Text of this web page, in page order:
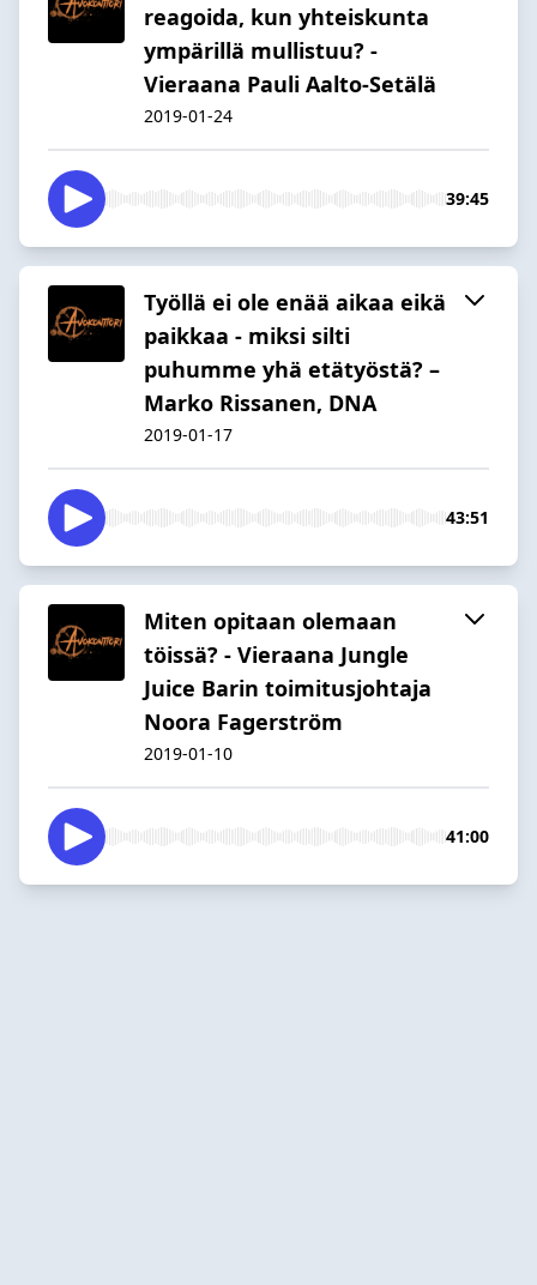
reagoida, kun yhteiskunta
ympärillä mullistuu? -
Vieraana Pauli Aalto-Setälä
2019-01-24
39:45
Työllä ei ole enää aikaa eikä
paikkaa - miksi silti
puhumme yhä etätyöstä? –
Marko Rissanen, DNA
2019-01-17
43:51
Miten opitaan olemaan
töissä? - Vieraana Jungle
Juice Barin toimitusjohtaja
Noora Fagerström
2019-01-10
41:00